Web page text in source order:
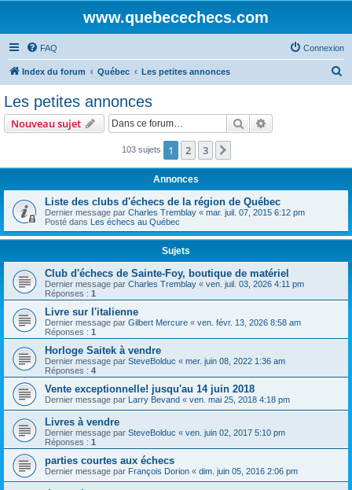
www.quebecechecs.com
FAQ Connexion
Index du forum Québec Les petites annonces
r
Les petites annonces
Nouveau sujet Rechercher
103 sujets 1 2 3
Annonces
Liste des clubs d'échecs de la région de Québec
Dernier message par Charles Tremblay « mar. juil. 07, 2015 6:12 pm
Posté dans Les échecs au Québec
Sujets
Club d'échecs de Sainte-Foy, boutique de matériel
Dernier message par Charles Tremblay « ven. juil. 03, 2026 4:11 pm
Réponses : 1
Livre sur l'italienne
Dernier message par Gilbert Mercure « ven. févr. 13, 2026 8:58 am
Réponses : 1
Horloge Saitek à vendre
Dernier message par SteveBolduc « mer. juin 08, 2022 1:36 am
Réponses : 4
Vente exceptionnelle! jusqu'au 14 juin 2018
Dernier message par Larry Bevand « ven. mai 25, 2018 4:18 pm
Livres à vendre
Dernier message par SteveBolduc « ven. juin 02, 2017 5:10 pm
Réponses : 1
parties courtes aux échecs
Dernier message par François Dorion « dim. juin 05, 2016 2:06 pm